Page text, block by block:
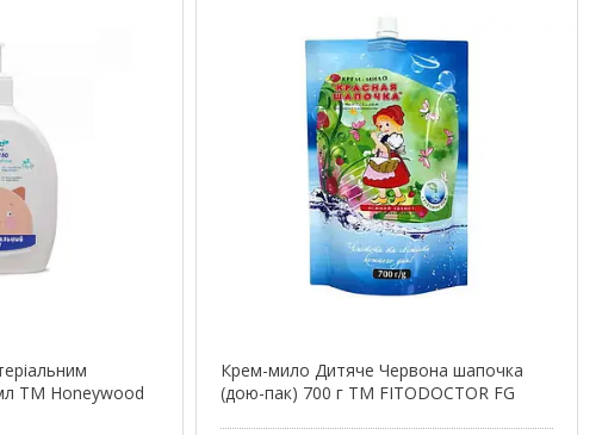
ТМ Honeywood
Крем-мило Дитяче Червона шапочка
(дою-пак) 700 г ТМ FITODOCTOR FG